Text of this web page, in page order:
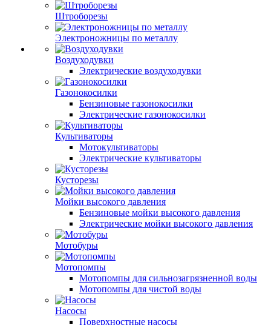
Штроборезы
Электроножницы по металлу
Воздуходувки
Электрические воздуходувки
Газонокосилки
Бензиновые газонокосилки
Электрические газонокосилки
Культиваторы
Мотокультиваторы
Электрические культиваторы
Кусторезы
Мойки высокого давления
Бензиновые мойки высокого давления
Электрические мойки высокого давления
Мотобуры
Мотопомпы
Мотопомпы для сильнозагрязненной воды
Мотопомпы для чистой воды
Насосы
Поверхностные насосы